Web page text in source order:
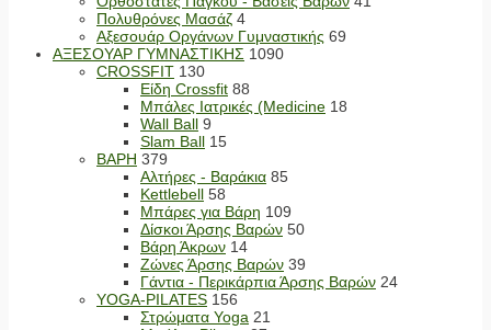
Πολυθρόνες Μασάζ 4
Αξεσουάρ Οργάνων Γυμναστικής 69
ΑΞΕΣΟΥΑΡ ΓΥΜΝΑΣΤΙΚΗΣ 1090
CROSSFIT 130
Είδη Crossfit 88
Μπάλες Ιατρικές (Medicine 18
Wall Ball 9
Slam Ball 15
ΒΑΡΗ 379
Αλτήρες - Βαράκια 85
Kettlebell 58
Μπάρες για Βάρη 109
Δίσκοι Άρσης Βαρών 50
Βάρη Άκρων 14
Ζώνες Άρσης Βαρών 39
Γάντια - Περικάρπια Άρσης Βαρών 24
YOGA-PILATES 156
Στρώματα Yoga 21